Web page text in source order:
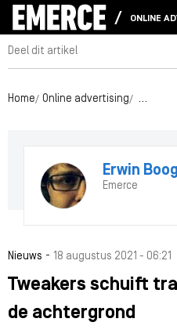
ONLINE
Deel dit artikel
Home Online advertising
Erwin
Emerce
Nieuws - 18 augustus 2021 - 06:21
Tweakers schuift
de achtergrond